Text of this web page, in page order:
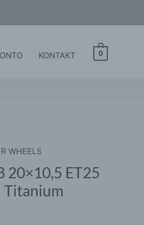
KONTAKT 0
WHEELS
20×10,5 ET25
Titanium